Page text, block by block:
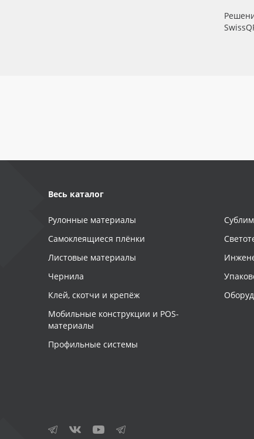
Весь каталог
Рулонные материалы
Самоклеящиеся плёнки
Листовые материалы
Чернила
Клей, скотчи и крепёж
Мобильные конструкции и POS-
материалы
Профильные системы